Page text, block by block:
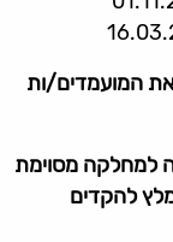
המועמדים/ות
למחלקה מסוימת
להקדים